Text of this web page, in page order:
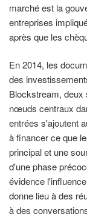
marché est la
entreprises
après que les
En 2014, les
des
Blockstream, deux
nœuds centraux
entrées s'ajoutent
à financer ce que
principal et une
d'une phase
évidence
donne lieu à des
à des